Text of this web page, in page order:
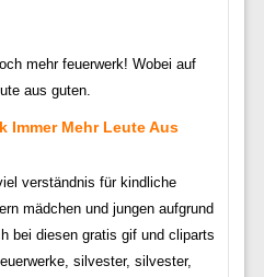
mehr feuerwerk! Wobei auf
aus guten.
Immer Mehr Leute Aus
verständnis für kindliche
mädchen und jungen aufgrund
bei diesen gratis gif und cliparts
silvester, silvester,